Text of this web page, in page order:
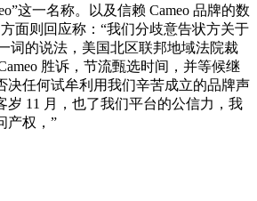
这一名称。以及信赖 Cameo 品牌的数
面则回应称：“我们分歧意告状方关于
词的说法，美国北区联邦地域法院裁
胜诉，节流甄选时间，并等候继
决任何试牟利用我们辛苦成立的品牌声
岁 11 月，也了我们平台的公信力，我
产权，”